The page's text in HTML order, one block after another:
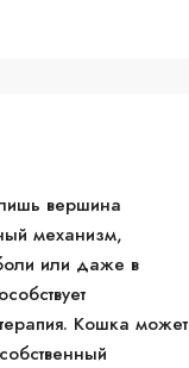
вершина
механизм,
или даже в
Кошка может